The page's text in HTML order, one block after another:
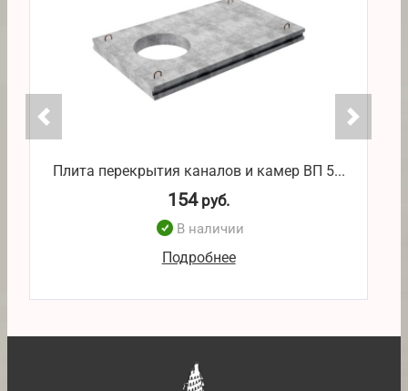
Плита перекрытия каналов и камер ВП 5...
154руб.
В наличии
Подробнее